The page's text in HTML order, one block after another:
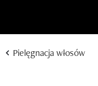
Pielęgnacja włosów